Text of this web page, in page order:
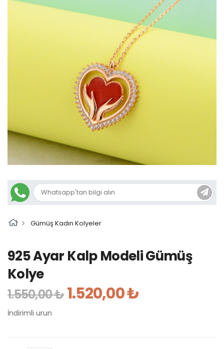
Gümüş Kadın Kolyeler
925 Ayar Kalp Modeli Gümüş
Kolye
1.550,00 ₺1.520,00 ₺
İndirimli urun